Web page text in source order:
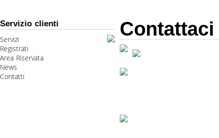
Servizio clienti
Servizi
Registrati
Area Riservata
News
Contatti
Contattaci